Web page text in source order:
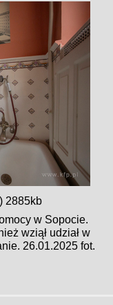
2885kb
w Sopocie.
wziął udział w
26.01.2025 fot.